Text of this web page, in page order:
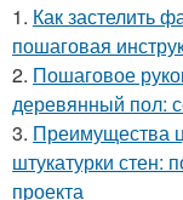
1. Как застелить
пошаговая
2. Пошаговое
деревянный пол:
3. Преимущества
штукатурки стен:
проекта